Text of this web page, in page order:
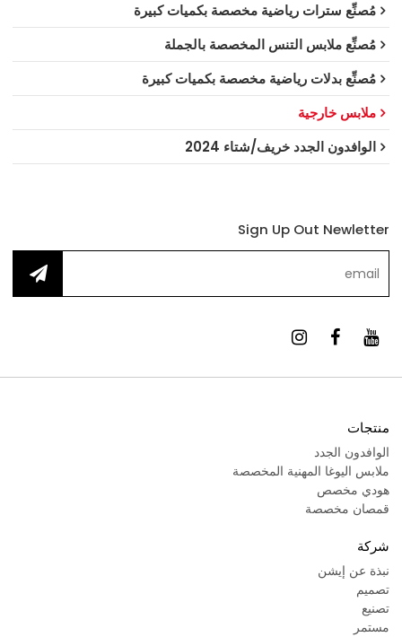
مُصنِّع سترات رياضية مخصصة بكميات كبيرة
مُصنِّع ملابس التنس المخصصة بالجملة
مُصنِّع بدلات رياضية مخصصة بكميات كبيرة
ملابس خارجية
الوافدون الجدد خريف/شتاء 2024
Sign Up Out Newletter
منتجات
الوافدون الجدد
ملابس اليوغا المهنية المخصصة
هودي مخصص
قمصان مخصصة
شركة
نبذة عن إيشن
تصميم
تصنيع
مستمر